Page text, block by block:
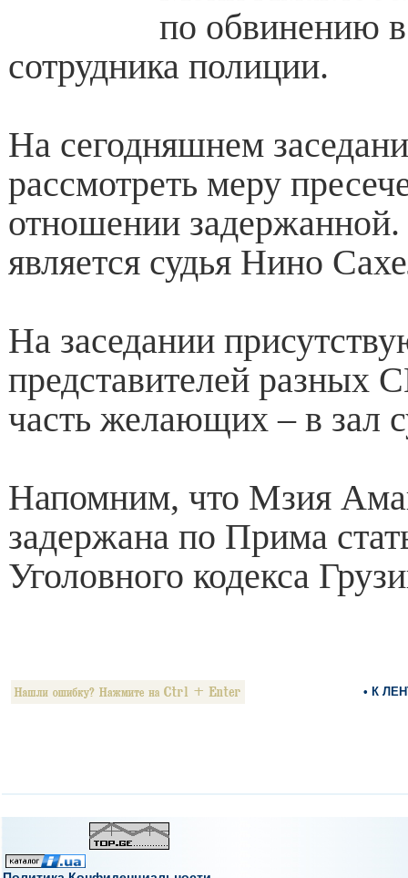
по обвинению
сотрудника полиции.
На сегодняшнем
рассмотреть меру
отношении задержанной.
является судья Нино
На заседании
представителей
часть желающих – в зал
Напомним, что Мзия
задержана по Прима
Уголовного кодекса
• К